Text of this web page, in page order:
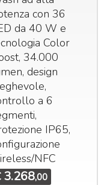
con 36
da 40 W e
Color
34.000
design
a 6
IP65,
NFC
3.268,00